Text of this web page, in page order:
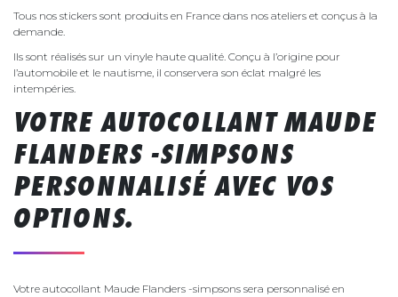
Tous nos stickers sont produits en France dans nos ateliers et conçus à la
demande.
Ils sont réalisés sur un vinyle haute qualité. Conçu à l’origine pour
l’automobile et le nautisme, il conservera son éclat malgré les
intempéries.
VOTRE AUTOCOLLANT MAUDE
FLANDERS -SIMPSONS
PERSONNALISÉ AVEC VOS
OPTIONS.
Votre autocollant Maude Flanders -simpsons sera personnalisé en